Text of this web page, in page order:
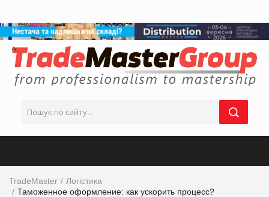
TradeMaster
Логістика
Таможенное оформление: как ускорить процесс?